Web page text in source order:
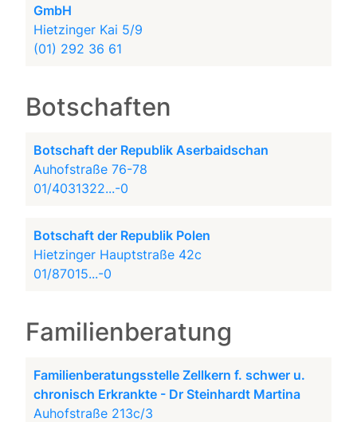
GmbH
Hietzinger Kai 5/9
(01) 292 36 61
Botschaften
Botschaft der Republik Aserbaidschan
Auhofstraße 76-78
01/4031322...-0
Botschaft der Republik Polen
Hietzinger Hauptstraße 42c
01/87015...-0
Familienberatung
Familienberatungsstelle Zellkern f. schwer u.
chronisch Erkrankte - Dr Steinhardt Martina
Auhofstraße 213c/3